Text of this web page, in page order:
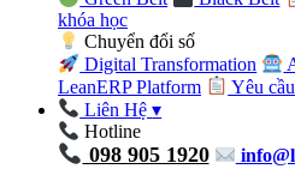
khóa học
Chuyển đổi số
Digital Transformation
LeanERP Platform
Yêu
Liên Hệ▾
Hotline
098 905 1920